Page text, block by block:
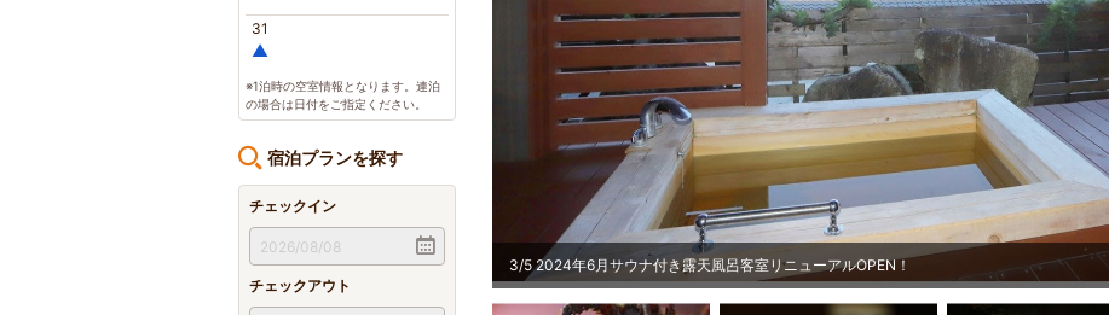
31
▲
※1泊時の空室情報となります。連泊
の場合は日付をご指定ください。
宿泊プランを探す
チェックイン
チェックアウト
3/5 2024年6月サウナ付き露天風呂客室リニューアルOPEN！